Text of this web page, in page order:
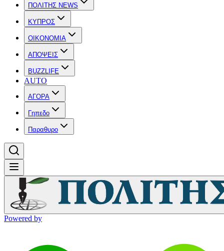
ΠΟΛΙΤΗΣ NEWS
ΚΥΠΡΟΣ
OIKONOMIA
ΑΠΟΨΕΙΣ
BUZZLIFE
AUTO
ΑΓΟΡΑ
Γηπεδο
Παραθυρο
Powered by